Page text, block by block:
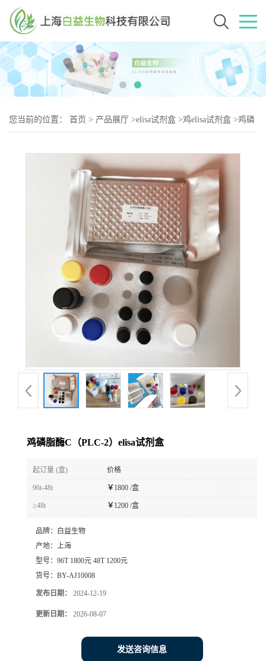
您当前的位置： 首页 > 产品展厅 >elisa试剂盒 >鸡elisa试剂盒 >鸡磷
鸡磷脂酶C（PLC-2）elisa试剂盒
起订量 (盒) 价格
96t-48t ￥ 1800 /盒
≥48t ￥ 1200 /盒
品牌：
白益生物
产地： 上海
型号： 96T 1800元 48T 1200元
货号： BY-AJ10008
发布日期： 2024-12-19
更新日期： 2026-08-07
发送咨询信息